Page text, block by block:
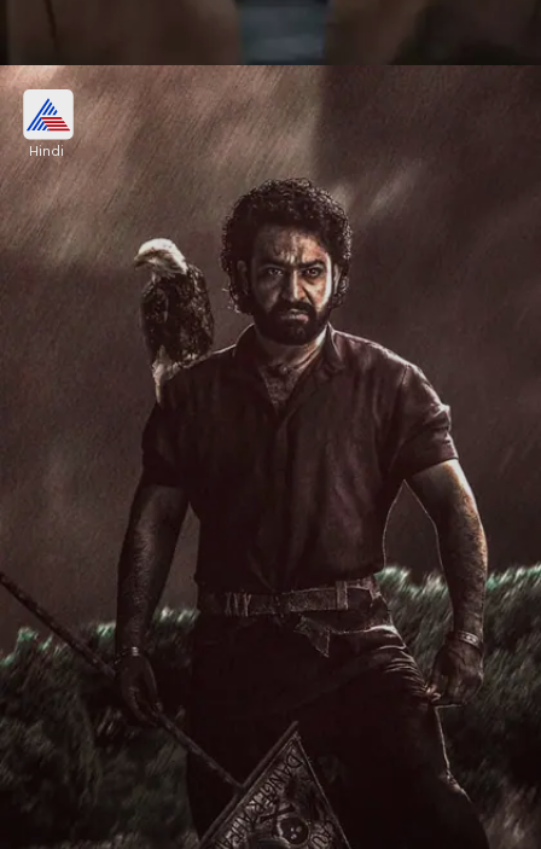
Jr Ntr-सैफ अली खान की फिल्म देवरा 27 सितंबर
को रिलीज हो रही है।
Image credits: instagram
Hindi